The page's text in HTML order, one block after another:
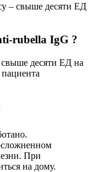
– свыше десяти ЕД
rubella IgG ?
десяти ЕД на
При
на дому.